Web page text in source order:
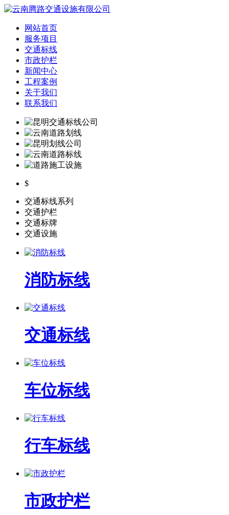
网站首页
服务项目
交通标线
市政护栏
新闻中心
工程案例
关于我们
联系我们
$
交通标线系列
交通护栏
交通标牌
交通设施
消防标线
交通标线
车位标线
行车标线
市政护栏